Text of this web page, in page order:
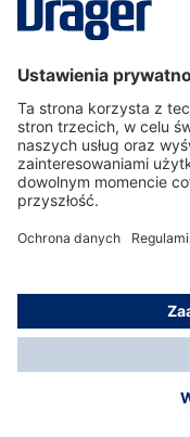
Serwisowa linia
O nas
Korzystanie ze
© Dräger Polska Sp.
*Wszystkie ceny bez